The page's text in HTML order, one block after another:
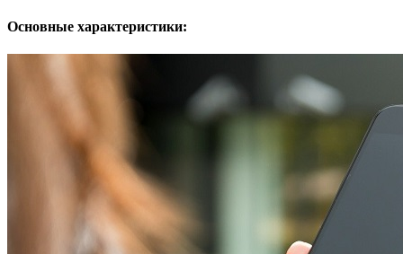
Основные характеристики: